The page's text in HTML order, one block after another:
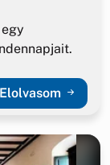
Elolvasom